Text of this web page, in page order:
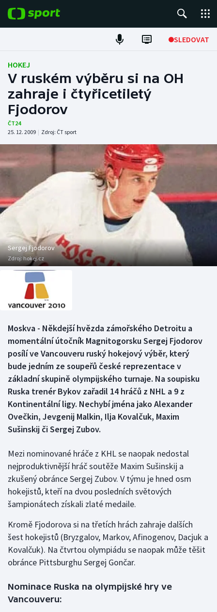
SLEDOVAT
Fotbal
Hokej
Tenis
Atletika
Cyklistika
DALŠÍ SPORTY
Americký fotbal
Basketbal
Biatlon
Boby a skeleton
Curling
Dostihy
Florbal
Futsal
Golf
Gymnastika
Házená
Jezdectví
Judo
Krasobruslení
Lyže a snowboard
NEPŘEHLÉDNĚTE
Historické návraty
Aplikace ČT sport
AZ kvíz
HOKEJ
V ruském výběru si na OH
zahraje i čtyřicetiletý
Fjodorov
ČT24
25. 12. 2009 | Zdroj: ČT sport
Sergej Fjodorov
Zdroj:hokej.cz
Moskva - Někdejší hvězda zámořského Detroitu a
momentální útočník Magnitogorsku Sergej Fjodorov
posílí ve Vancouveru ruský hokejový výběr, který
bude jedním ze soupeřů české reprezentace v
základní skupině olympijského turnaje. Na soupisku
Ruska trenér Bykov zařadil 14 hráčů z NHL a 9 z
Kontinentální ligy. Nechybí jména jako Alexander
Ovečkin, Jevgenij Malkin, Ilja Kovalčuk, Maxim
Sušinskij či Sergej Zubov.
Mezi nominované hráče z KHL se naopak nedostal
nejproduktivnější hráč soutěže Maxim Sušinskij a
zkušený obránce Sergej Zubov. V týmu je hned osm
hokejistů, kteří na dvou posledních světových
šampionátech získali zlaté medaile.
Kromě Fjodorova si na třetích hrách zahraje dalších
šest hokejistů (Bryzgalov, Markov, Afinogenov, Dacjuk a
Kovalčuk). Na čtvrtou olympiádu se naopak může těšit
obránce Pittsburghu Sergej Gončar.
Nominace Ruska na olympijské hry ve
Vancouveru: